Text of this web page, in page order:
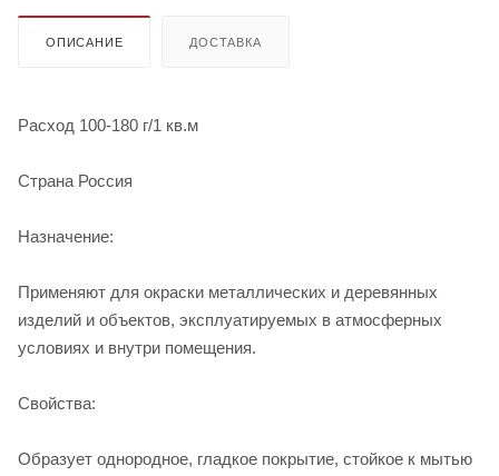
ОПИСАНИЕ ДОСТАВКА
Расход 100-180 г/1 кв.м
Страна Россия
Назначение:
Применяют для окраски металлических и деревянных
изделий и объектов, эксплуатируемых в атмосферных
условиях и внутри помещения.
Свойства:
Образует однородное, гладкое покрытие, стойкое к мытью